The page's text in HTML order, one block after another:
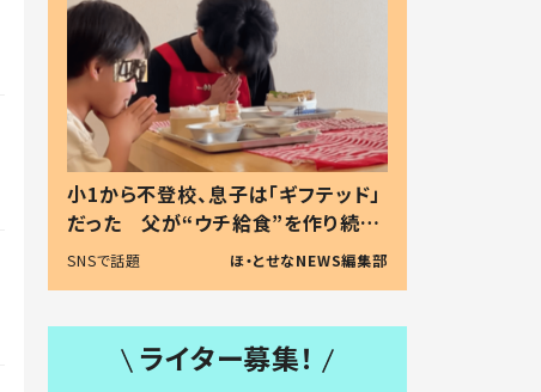
小1から不登校、息子は「ギフテッド」
だった 父が“ウチ給食”を作り続け
る理由とは #令和の親 #令和の子
SNSで話題 ほ・とせなNEWS編集部
ライター募集！